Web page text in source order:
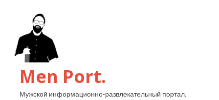
Men Port.
Мужской информационно-развлекательный портал.